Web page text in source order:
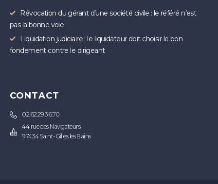
Révocation du gérant d’une société civile : le référé n’est
pas la bonne voie
Liquidation judiciaire : le liquidateur doit choisir le bon
fondement contre le dirigeant
CONTACT
02.62.29.36.70
44 rue des Navigateurs
97434 Saint-Gilles les Bains